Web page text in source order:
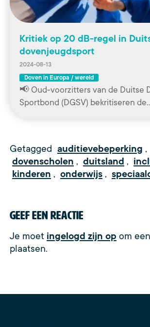
Kritiek op 20 dB-regel in
dovenjeugdsport
2024-08-13
Doven in Europa / wereld
📢 Oud-voorzitters van de Duitse
Sportbond (DGSV) bekritiseren
Getagged auditievebeperking ,
dovenscholen , duitsland ,
kinderen , onderwijs ,
Geef een reactie
Je moet ingelogd zijn op om
plaatsen.